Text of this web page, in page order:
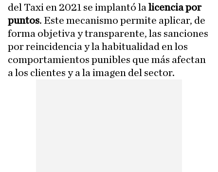
del Taxi en 2021 se implantó la licencia por
puntos. Este mecanismo permite aplicar, de
forma objetiva y transparente, las sanciones
por reincidencia y la habitualidad en los
comportamientos punibles que más afectan
a los clientes y a la imagen del sector.